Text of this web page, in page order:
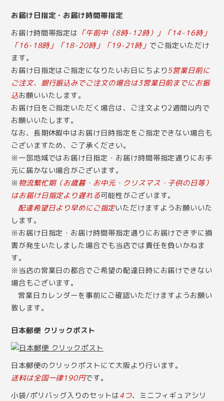
お届け日指定・お届け時間帯指定
お届け時間帯指定は 「午前中（8時-12時）」「14-16時」
「16-18時」「18-20時」「19-21時」 でご指定いただけ
ます。
お届け日指定はご指定になりたいお日にちより5営業日前に
ご注文、銀行振込みでご注文の場合は3営業日前までにお振
込お願いいたします。
お届け日をご指定いただく場合は、ご注文より2週間以内で
お願いいたします。
なお、長期休暇中はお届け日時指定をご指定できない場合も
ございますため、ご了承ください。
※一部地域ではお届け日指定・お届け時間帯指定通りにお手
元に届かない場合がございます。
※物流繁忙期（お歳暮・お中元・クリスマス・子供の日等）
はお届け日指定より遅れる可能性がございます。
配達希望日より早めにご指定いただけますようお願いいた
します。
※お届け日指定・お届け時間帯指定通りにお届けできずに損
害が発生いたしました場合でも当店では責任を負いかねま
す。
※当店の営業日の都合でご希望の配達日時にお届けできない
場合もございます。
営業日カレンダーを事前にご確認いただけますようお願い
致します。
日本郵便 クリックポスト
日本郵便のクリックポストにて大阪より行います。
送料は全国一律190円です。
小袋/ポリバッグ入りのセットは4つ、ミニフィギュアシリ